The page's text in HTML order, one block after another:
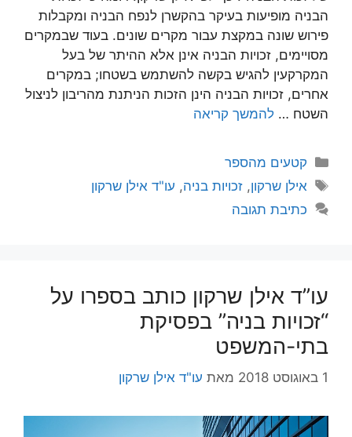
הבניה מופיעות בעיקר בהקשרן לנפח הבניה ומקבלות
פירוש שונה במקצת עבור מקרים שונים. בעוד שבמקרים
מסויימים, זכויות הבניה אינן אלא ההיתר של בעל
המקרקעין להגיש בקשה להשתמש בשטחו; במקרים
אחרים, זכויות הבניה הינן הזכות הניתנת מהריבון לניצול
השטח … להמשך קריאה
קטגוריות
קטעים מהספר
תגיות
אילן שרקון,זכויות בניה, עו"ד אילן שרקון
כתיבת תגובה
עו”ד אילן שרקון כותב בספרו על
“זכויות בניה” בפסיקת
בתי-המשפט
1 באוגוסט 2018 מאת עו"ד אילן שרקון